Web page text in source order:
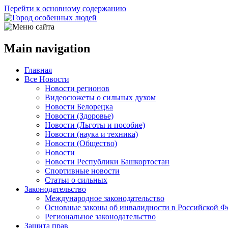
Перейти к основному содержанию
Main navigation
Главная
Все Новости
Новости регионов
Видеосюжеты о сильных духом
Новости Белорецка
Новости (Здоровье)
Новости (Льготы и пособие)
Новости (наука и техника)
Новости (Общество)
Новости
Новости Республики Башкортостан
Спортивные новости
Статьи о сильных
Законодательство
Международное законодательство
Основные законы об инвалидности в Российской
Региональное законодательство
Защита прав